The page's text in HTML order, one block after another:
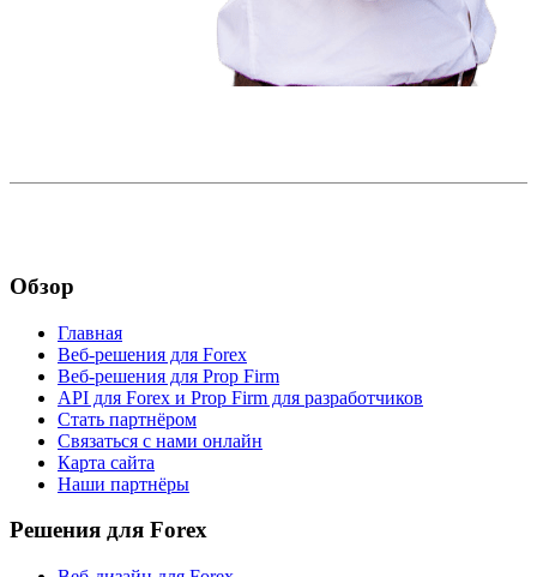
Обзор
Главная
Веб-решения для Forex
Веб-решения для Prop Firm
API для Forex и Prop Firm для разработчиков
Стать партнёром
Связаться с нами онлайн
Карта сайта
Наши партнёры
Решения для Forex